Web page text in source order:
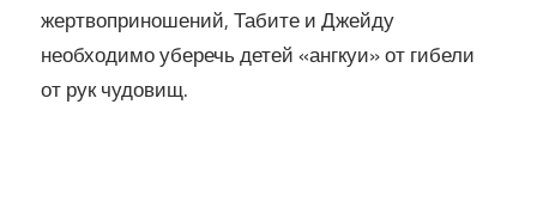
жертвоприношений, Табите и Джейду
необходимо уберечь детей «ангкуи» от гибели
от рук чудовищ.